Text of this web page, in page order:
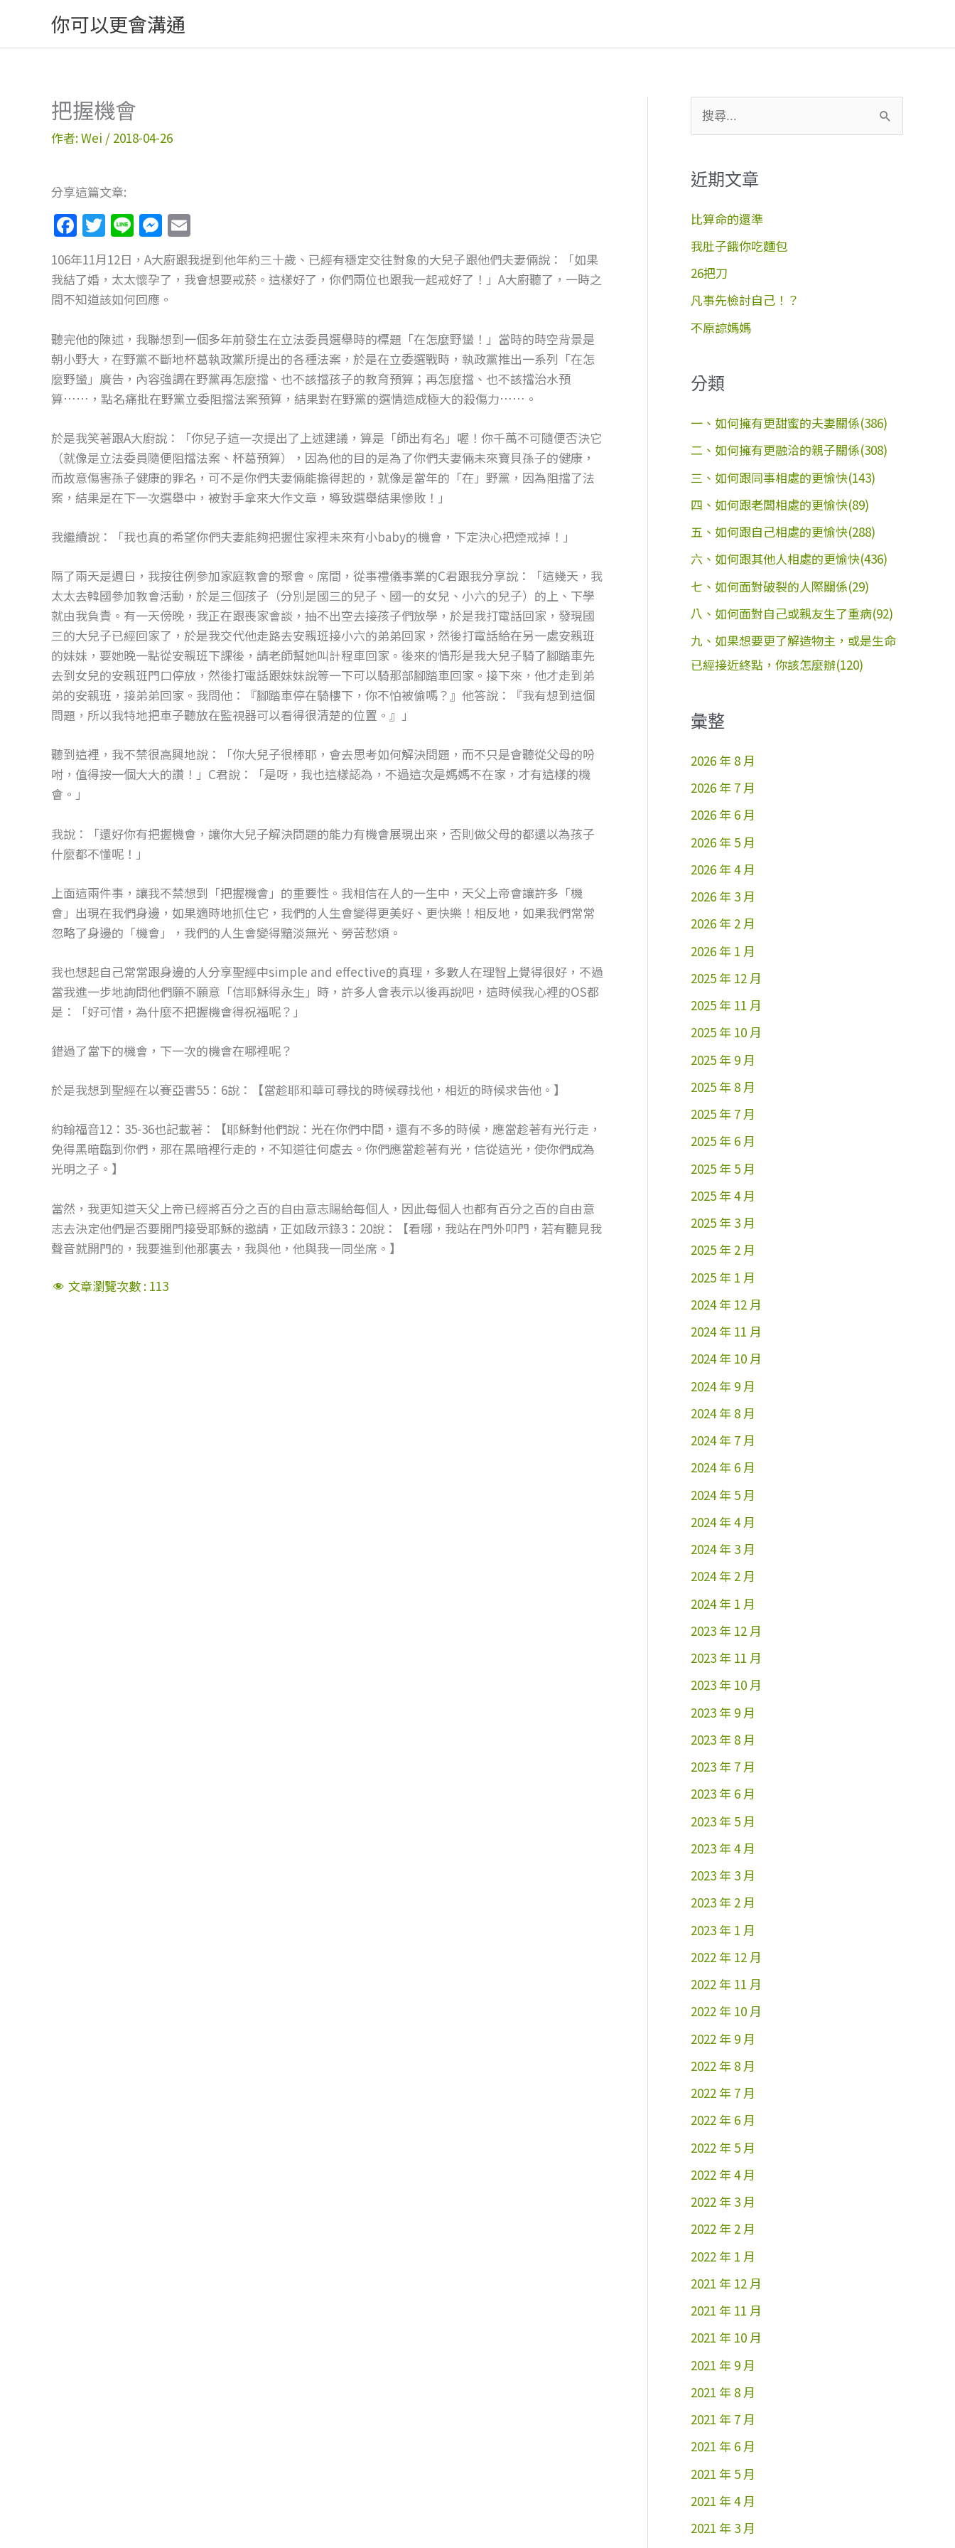
主
你可以更會溝通
把握機會
作者:Wei / 2018-04-26
分享這篇文章:
F
a
c
e
o
o
k
T
w
itt
er
Li
n
e
M
e
ss
e
g
er
m
ai
l
106年11月12日，A大廚跟我提到他年約三十歲、已經有穩定交往對象的大兒子跟他們夫妻倆說：「如果
我結了婚，太太懷孕了，我會想要戒菸。這樣好了，你們兩位也跟我一起戒好了！」A大廚聽了，一時之
間不知道該如何回應。
聽完他的陳述，我聯想到一個多年前發生在立法委員選舉時的標題「在怎麼野蠻！」當時的時空背景是
朝小野大，在野黨不斷地杯葛執政黨所提出的各種法案，於是在立委選戰時，執政黨推出一系列「在怎
麼野蠻」廣告，內容強調在野黨再怎麼擋、也不該擋孩子的教育預算；再怎麼擋、也不該擋治水預
算……，點名痛批在野黨立委阻擋法案預算，結果對在野黨的選情造成極大的殺傷力……。
於是我笑著跟A大廚說：「你兒子這一次提出了上述建議，算是「師出有名」喔！你千萬不可隨便否決它
（就像是立法委員隨便阻擋法案、杯葛預算），因為他的目的是為了你們夫妻倆未來寶貝孫子的健康，
而故意傷害孫子健康的罪名，可不是你們夫妻倆能擔得起的，就像是當年的「在」野黨，因為阻擋了法
案，結果是在下一次選舉中，被對手拿來大作文章，導致選舉結果慘敗！」
我繼續說：「我也真的希望你們夫妻能夠把握住家裡未來有小baby的機會，下定決心把煙戒掉！」
隔了兩天是週日，我按往例參加家庭教會的聚會。席間，從事禮儀事業的C君跟我分享說：「這幾天，我
太太去韓國參加教會活動，於是三個孩子（分別是國三的兒子、國一的女兒、小六的兒子）的上、下學
就由我負責。有一天傍晚，我正在跟喪家會談，抽不出空去接孩子們放學，於是我打電話回家，發現國
三的大兒子已經回家了，於是我交代他走路去安親班接小六的弟弟回家，然後打電話給在另一處安親班
的妹妹，要她晚一點從安親班下課後，請老師幫她叫計程車回家。後來的情形是我大兒子騎了腳踏車先
去到女兒的安親班門口停放，然後打電話跟妹妹說等一下可以騎那部腳踏車回家。接下來，他才走到弟
弟的安親班，接弟弟回家。我問他：『腳踏車停在騎樓下，你不怕被偷嗎？』他答說：『我有想到這個
問題，所以我特地把車子聽放在監視器可以看得很清楚的位置。』」
聽到這裡，我不禁很高興地說：「你大兒子很棒耶，會去思考如何解決問題，而不只是會聽從父母的吩
咐，值得按一個大大的讚！」C君說：「是呀，我也這樣認為，不過這次是媽媽不在家，才有這樣的機
會。」
我說：「還好你有把握機會，讓你大兒子解決問題的能力有機會展現出來，否則做父母的都還以為孩子
什麼都不懂呢！」
上面這兩件事，讓我不禁想到「把握機會」的重要性。我相信在人的一生中，天父上帝會讓許多「機
會」出現在我們身邊，如果適時地抓住它，我們的人生會變得更美好、更快樂！相反地，如果我們常常
忽略了身邊的「機會」，我們的人生會變得黯淡無光、勞苦愁煩。
我也想起自己常常跟身邊的人分享聖經中simple and effective的真理，多數人在理智上覺得很好，不過
當我進一步地詢問他們願不願意「信耶穌得永生」時，許多人會表示以後再說吧，這時候我心裡的OS都
是：「好可惜，為什麼不把握機會得祝福呢？」
錯過了當下的機會，下一次的機會在哪裡呢？
於是我想到聖經在以賽亞書55：6說：【當趁耶和華可尋找的時候尋找他，相近的時候求告他。】
約翰福音12：35-36也記載著：【耶穌對他們說：光在你們中間，還有不多的時候，應當趁著有光行走，
免得黑暗臨到你們，那在黑暗裡行走的，不知道往何處去。你們應當趁著有光，信從這光，使你們成為
光明之子。】
當然，我更知道天父上帝已經將百分之百的自由意志賜給每個人，因此每個人也都有百分之百的自由意
志去決定他們是否要開門接受耶穌的邀請，正如啟示錄3：20說：【看哪，我站在門外叩門，若有聽見我
聲音就開門的，我要進到他那裏去，我與他，他與我一同坐席。】
文章瀏覽次數 : 113
尋
鍵
字
:
近期文章
比算命的還準
我肚子餓你吃麵包
26把刀
凡事先檢討自己！？
不原諒媽媽
分類
一、如何擁有更甜蜜的夫妻關係(386)
二、如何擁有更融洽的親子關係(308)
三、如何跟同事相處的更愉快(143)
四、如何跟老闆相處的更愉快(89)
五、如何跟自己相處的更愉快(288)
六、如何跟其他人相處的更愉快(436)
七、如何面對破裂的人際關係(29)
八、如何面對自己或親友生了重病(92)
九、如果想要更了解造物主，或是生命
已經接近終點，你該怎麼辦(120)
彙整
2026 年 8 月
2026 年 7 月
2026 年 6 月
2026 年 5 月
2026 年 4 月
2026 年 3 月
2026 年 2 月
2026 年 1 月
2025 年 12 月
2025 年 11 月
2025 年 10 月
2025 年 9 月
2025 年 8 月
2025 年 7 月
2025 年 6 月
2025 年 5 月
2025 年 4 月
2025 年 3 月
2025 年 2 月
2025 年 1 月
2024 年 12 月
2024 年 11 月
2024 年 10 月
2024 年 9 月
2024 年 8 月
2024 年 7 月
2024 年 6 月
2024 年 5 月
2024 年 4 月
2024 年 3 月
2024 年 2 月
2024 年 1 月
2023 年 12 月
2023 年 11 月
2023 年 10 月
2023 年 9 月
2023 年 8 月
2023 年 7 月
2023 年 6 月
2023 年 5 月
2023 年 4 月
2023 年 3 月
2023 年 2 月
2023 年 1 月
2022 年 12 月
2022 年 11 月
2022 年 10 月
2022 年 9 月
2022 年 8 月
2022 年 7 月
2022 年 6 月
2022 年 5 月
2022 年 4 月
2022 年 3 月
2022 年 2 月
2022 年 1 月
2021 年 12 月
2021 年 11 月
2021 年 10 月
2021 年 9 月
2021 年 8 月
2021 年 7 月
2021 年 6 月
2021 年 5 月
2021 年 4 月
2021 年 3 月